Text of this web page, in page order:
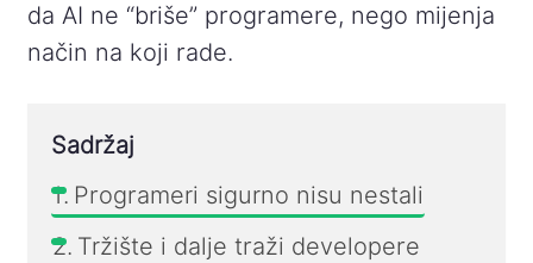
da AI ne “briše” programere, nego mijenja
način na koji rade.
Sadržaj
Programeri sigurno nisu nestali
Tržište i dalje traži developere